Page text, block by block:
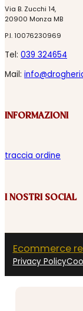
Via B. Zucchi 14,
20900 Monza MB
P.I. 10076230969
Tel: 039 324654
Mail:
INFORMAZIONI
traccia ordine
I NOSTRI SOCIAL
Ecommerce
Privacy Policy